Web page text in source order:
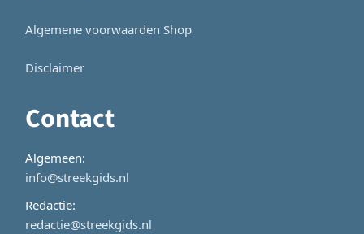
Algemene voorwaarden Shop
Disclaimer
Contact
Algemeen:
info@streekgids.nl
Redactie:
redactie@streekgids.nl